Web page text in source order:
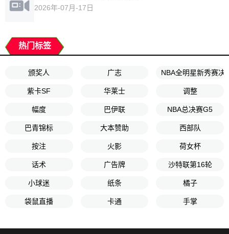
2026年-07月-17日
热门标签
颁奖人 广志 NBA全明星新秀赛决
紫卡SF 华莱士 调整
幅度 巴伊联 NBA总决赛G5
巴青锦标 大本赞助 西部队
按注 火影 荷女杯
话术 广告牌 沙特联第16轮
小球迷 纸条 橘子
袋鼠直播 卡通 手掌